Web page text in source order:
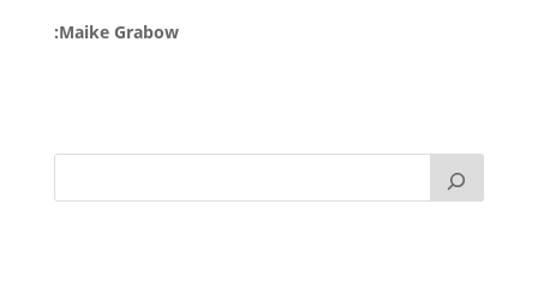
:Maike Grabow